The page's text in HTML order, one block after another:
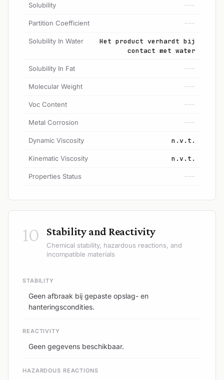
Solubility ---
Partition Coefficient ---
Solubility In Water
Het product verhardt bij
contact met water
Solubility In Fat ---
Molecular Weight ---
Voc Content ---
Metal Corrosion ---
Dynamic Viscosity n.v.t.
Kinematic Viscosity n.v.t.
Properties Status ---
10 Stability and Reactivity
Chemical stability, hazardous reactions, and
incompatible materials
STABILITY
Geen afbraak bij gepaste opslag- en
hanteringscondities.
REACTIVITY
Geen gegevens beschikbaar.
HAZARDOUS REACTIONS